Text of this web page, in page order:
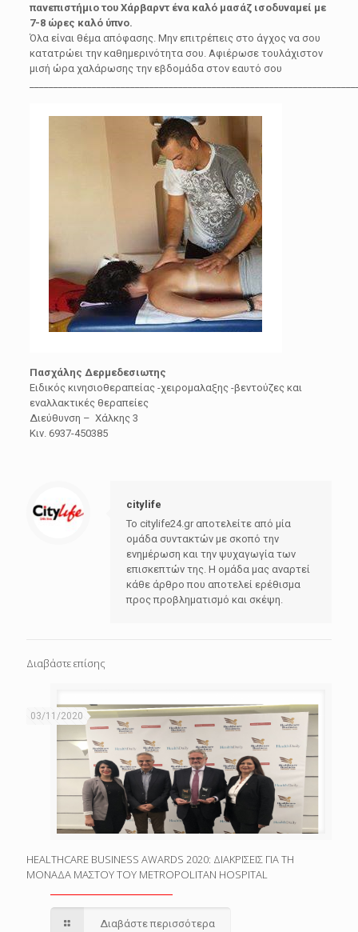
πανεπιστήμιο του Χάρβαρντ ένα καλό μασάζ ισοδυναμεί με
7-8 ώρες καλό ύπνο.
Όλα είναι θέμα απόφασης. Μην επιτρέπεις στο άγχος να σου
κατατρώει την καθημερινότητα σου. Αφιέρωσε τουλάχιστον
μισή ώρα χαλάρωσης την εβδομάδα στον εαυτό σου
Πασχάλης Δερμεδεσιωτης
Ειδικός κινησιοθεραπείας -χειρομαλαξης -βεντούζες και
εναλλακτικές θεραπείες
Διεύθυνση – Χάλκης 3
Κιν. 6937-450385
citylife
Το citylife24.gr αποτελείτε από μία
ομάδα συντακτών με σκοπό την
ενημέρωση και την ψυχαγωγία των
επισκεπτών της. Η ομάδα μας αναρτεί
κάθε άρθρο που αποτελεί ερέθισμα
προς προβληματισμό και σκέψη.
Διαβάστε επίσης
03/11/2020
HEALTHCARE BUSINESS AWARDS 2020: ΔΙΑΚΡΙΣΕΙΣ ΓΙΑ ΤΗ
ΜΟΝΑΔΑ ΜΑΣΤΟΥ ΤΟΥ METROPOLITAN HOSPITAL
Διαβάστε περισσότερα